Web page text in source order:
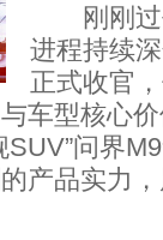
刚刚过
进程持续
正式收官
车型核心
SUV”问界
产品实力